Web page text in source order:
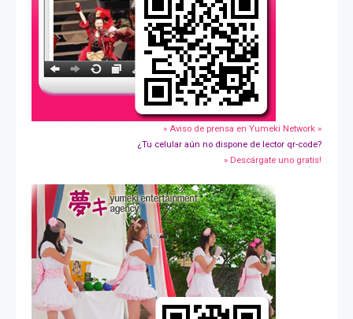
» Aviso de prensa en Yumeki Network »
¿Tu celular aún no dispone de lector qr-code?
» Descárgate uno gratis!